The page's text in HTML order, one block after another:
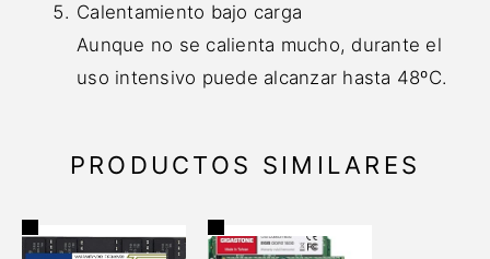
Calentamiento bajo carga
Aunque no se calienta mucho, durante el
uso intensivo puede alcanzar hasta 48ºC.
PRODUCTOS SIMILARES